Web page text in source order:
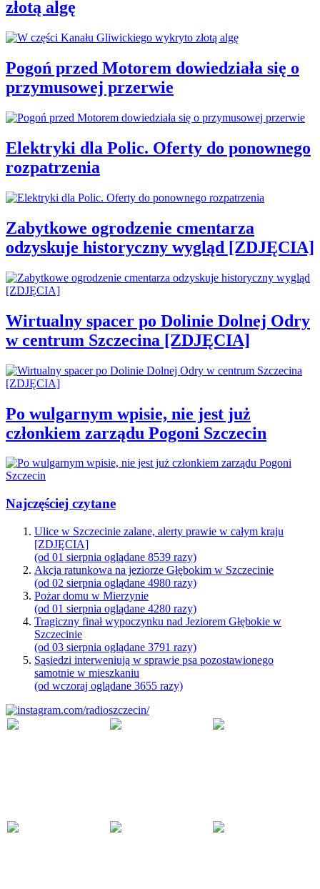
złotą algę
Pogoń przed Motorem dowiedziała się o
przymusowej przerwie
Elektryki dla Polic. Oferty do ponownego
rozpatrzenia
Zabytkowe ogrodzenie cmentarza
odzyskuje historyczny wygląd [ZDJĘCIA]
Wirtualny spacer po Dolinie Dolnej Odry
w centrum Szczecina [ZDJĘCIA]
Po wulgarnym wpisie, nie jest już
członkiem zarządu Pogoni Szczecin
Najczęściej czytane
Ulice w Szczecinie zalane, alerty prawie w całym kraju
[ZDJĘCIA]
(od 01 sierpnia oglądane 8539 razy)
Akcja ratunkowa na jeziorze Głębokim w Szczecinie
(od 02 sierpnia oglądane 4980 razy)
Pożar domu w Mierzynie
(od 01 sierpnia oglądane 4280 razy)
Tragiczny finał wypoczynku nad Jeziorem Głębokie w
Szczecinie
(od 03 sierpnia oglądane 3791 razy)
Sąsiedzi interweniują w sprawie psa pozostawionego
samotnie w mieszkaniu
(od wczoraj oglądane 3655 razy)